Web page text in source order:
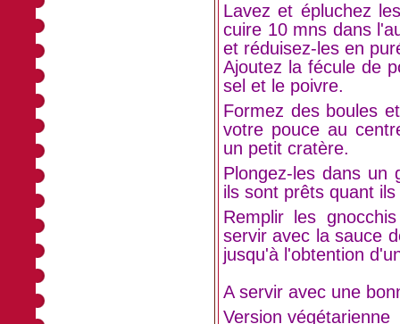
Lavez et épluchez
cuire 10 mns dans
et réduisez-les en
Ajoutez la fécule de
sel et le poivre.
Formez des boules
votre pouce au
un petit cratère.
Plongez-les dans un
ils sont prêts quant
Remplir les
servir avec la sauce
jusqu'à l'obtention
A servir avec une
Version végétarienne